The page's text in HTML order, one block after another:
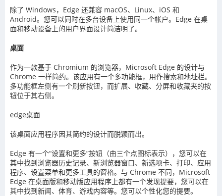
除了 Windows，Edge 还兼容 macOS、Linux、iOS 和
Android。您可以同时在多台设备上使用同一个帐户。Edge 在桌
面和移动设备上的用户界面设计简洁明了。
桌面
作为一款基于 Chromium 的浏览器，Microsoft Edge 的设计与
Chrome 一样简约。该应用有一个多功能框，用作搜索和地址栏。
多功能框左侧有一个刷新按钮，而扩展、收藏、分屏和收藏夹的按
钮位于其右侧。
edge桌面
该桌面应用程序因其简约的设计而脱颖而出。
Edge 有一个“设置和更多”按钮（由三个点图标表示），您可以在
其中找到浏览器历史记录、新浏览器窗口、新选项卡、打印、应用
程序、设置菜单和更多工具的窗格。与 Chrome 不同，Microsoft
Edge 在桌面版和移动版应用程序上都有一个发现提要，您可以在
其中找到新闻、体育、游戏内容等。您可以个性化您的提要。